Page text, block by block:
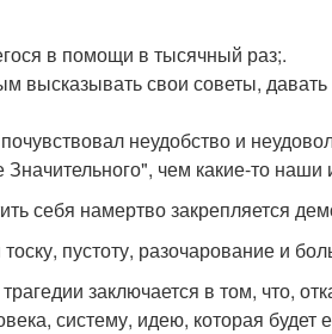
в помощи в тысячный раз;.
высказывать свои советы,
неудобство и
чем какие-то наши
себя намертво закрепляется
пустоту, разочарование и
заключается в том, что,
систему, идею, которая будет